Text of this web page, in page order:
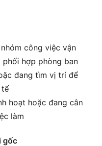
công việc vận
hợp phòng ban
đang tìm vị trí để
tế
hoạt hoặc đang cân
làm
gốc